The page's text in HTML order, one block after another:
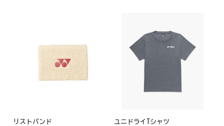
リストバンド
ユニドライTシャツ